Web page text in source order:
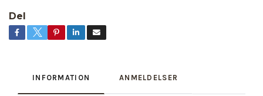
Del
INFORMATION ANMELDELSER